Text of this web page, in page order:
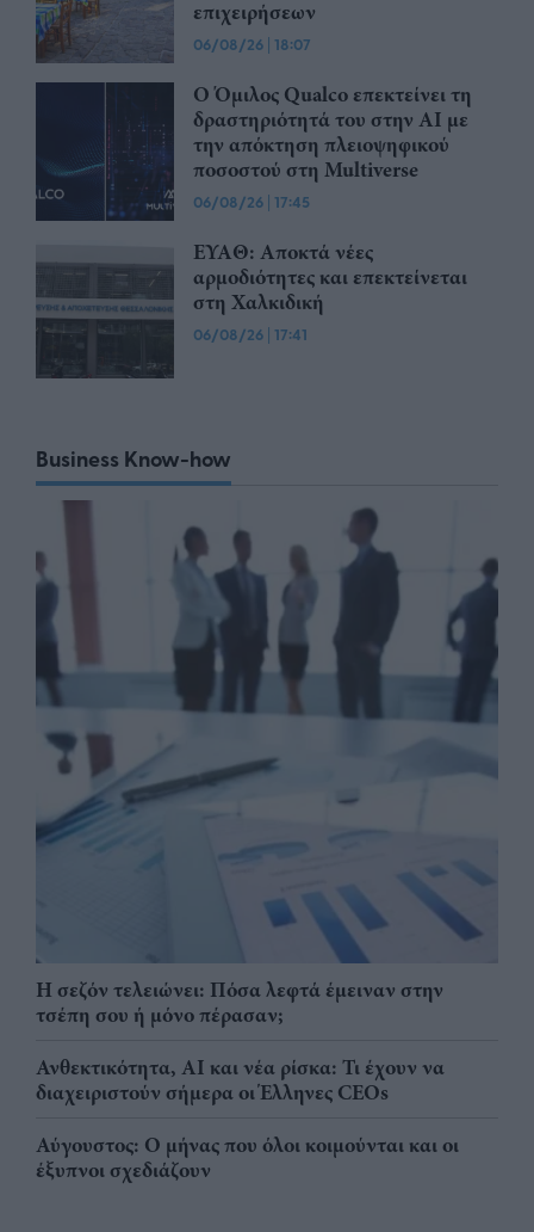
επιχειρήσεων
06/08/26 | 18:07
Ο Όμιλος Qualco επεκτείνει τη
δραστηριότητά του στην ΑΙ με
την απόκτηση πλειοψηφικού
ποσοστού στη Multiverse
06/08/26 | 17:45
ΕΥΑΘ: Αποκτά νέες
αρμοδιότητες και επεκτείνεται
στη Χαλκιδική
06/08/26 | 17:41
Business Know-how
Η σεζόν τελειώνει: Πόσα λεφτά έμειναν στην
τσέπη σου ή μόνο πέρασαν;
Ανθεκτικότητα, AI και νέα ρίσκα: Τι έχουν να
διαχειριστούν σήμερα οι Έλληνες CEOs
Αύγουστος: Ο μήνας που όλοι κοιμούνται και οι
έξυπνοι σχεδιάζουν